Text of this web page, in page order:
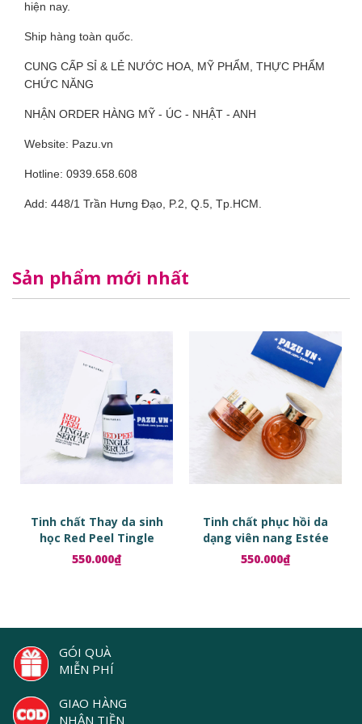
hiện nay.
Ship hàng toàn quốc.
CUNG CẤP SỈ & LẺ NƯỚC HOA, MỸ PHẨM, THỰC PHẨM
CHỨC NĂNG
NHẬN ORDER HÀNG MỸ - ÚC - NHẬT - ANH
Website: Pazu.vn
Hotline: 0939.658.608
Add: 448/1 Trần Hưng Đạo, P.2, Q.5, Tp.HCM.
Sản phẩm mới nhất
Tinh chất Thay da sinh
học Red Peel Tingle
Serum
550.000₫
Tinh chất phục hồi da
dạng viên nang Estée
Lauder Advanced Night
Repair Ampoules
550.000₫
GÓI QUÀ
MIỄN PHÍ
GIAO HÀNG
NHẬN TIỀN